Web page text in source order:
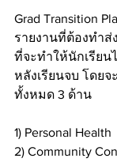
Grad Transition
รายงานที่ต้องทำส่
ที่จะทำให้นักเรียน
หลังเรียนจบ โดย
ทั้งหมด 3 ด้าน
1) Personal Health
2) Community